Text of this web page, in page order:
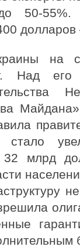
50-55%.
на
Над его
стало
млрд